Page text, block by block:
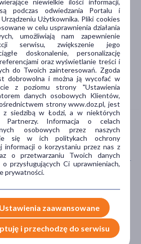
dla młodzieży
dla dorosłych
dla seniorów
podczas odwiedzania Portalu i
Użytkownika. Pliki cookies
w celu usprawnienia działania
umożliwiają nam zapewnienie
serwisu, zwiększenie jego
doskonalenie, personalizację
oraz wyświetlanie treści i
do Twoich zainteresowań. Zgoda
dobrowolna i można ją wycofać w
z poziomu strony "Ustawienia
danych osobowych Klientów,
strony www.doz.pl, jest
siedzibą w Łodzi, a w niektórych
Partnerzy. Informacja o celach
osobowych przez naszych
się w ich politykach ochrony
informacji o korzystaniu przez nas z
o przetwarzaniu Twoich danych
przysługujących Ci uprawnieniach,
prywatności.
Ustawienia zaawansowane
i przechodzę do serwisu